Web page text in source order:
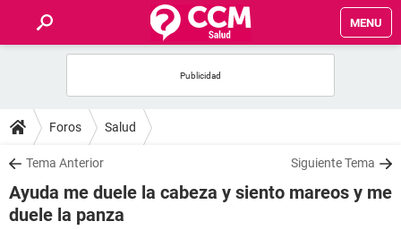
MENU
FOROS
SALUD
FAMILIA
Foros Salud
Tema Anterior Siguiente Tema
Ayuda me duele la cabeza y siento mareos y me
duele la panza